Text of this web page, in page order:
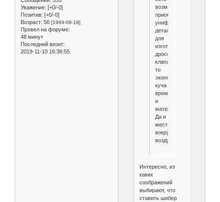
Уважение: [+0/-0]
Позитив: [+0/-0]
Возраст: 56 [1969-08-18]
Провел на форуме:
48 минут
Последний визит:
2019-11-10 16:36:55
возможность
приобрести
унифицированные
детали
для
изготовления
дроссель
клапана,
то
экономится
куча
времени
и
материала.
Да и
места
вокруг
воздуховода.
Интересно, из
каких
соображений
выбирают, что
ставить шибер